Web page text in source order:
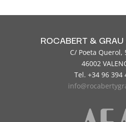
ROCABERT &
C/ Poeta Querol,
46002
Tel. +34 96 394